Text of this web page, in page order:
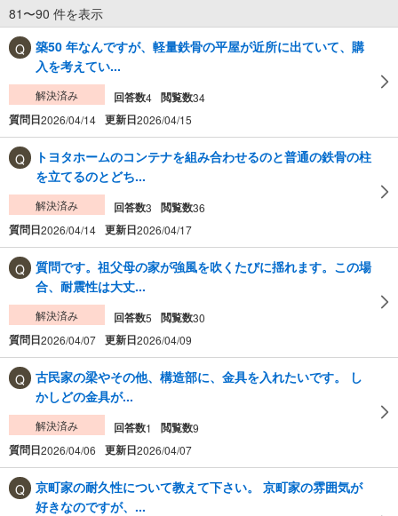
81〜90 件を表示
築50 年なんですが、軽量鉄骨の平屋が近所に出ていて、購
入を考えてい...
解決済み 回答数4 閲覧数34
質問日2026/04/14 更新日2026/04/15
トヨタホームのコンテナを組み合わせるのと普通の鉄骨の柱
を立てるのとどち...
解決済み 回答数3 閲覧数36
質問日2026/04/14 更新日2026/04/17
質問です。祖父母の家が強風を吹くたびに揺れます。この場
合、耐震性は大丈...
解決済み 回答数5 閲覧数30
質問日2026/04/07 更新日2026/04/09
古民家の梁やその他、構造部に、金具を入れたいです。 し
かしどの金具が...
解決済み 回答数1 閲覧数9
質問日2026/04/06 更新日2026/04/07
京町家の耐久性について教えて下さい。 京町家の雰囲気が
好きなのですが、...